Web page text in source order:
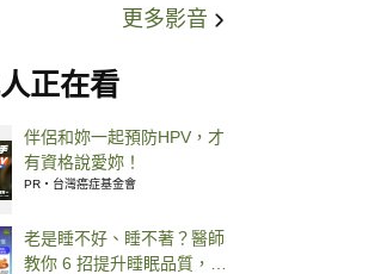
更多影音
正在看
伴侶和妳一起預防HPV，才
有資格說愛妳！
PR・台灣癌症基金會
老是睡不好、睡不著？醫師
教你 6 招提升睡眠品質，建